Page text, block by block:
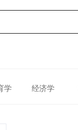
学 经济学